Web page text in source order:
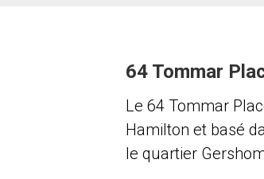
64 Tommar
Le 64 Tommar
Hamilton et basé
le quartier